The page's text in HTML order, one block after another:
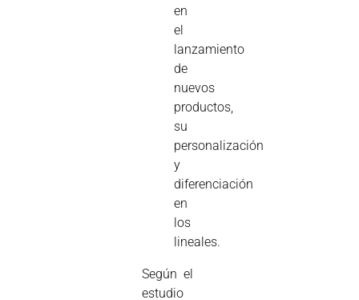
en
el
lanzamiento
de
nuevos
productos,
su
personalización
y
diferenciación
en
los
lineales.
Según el
estudio